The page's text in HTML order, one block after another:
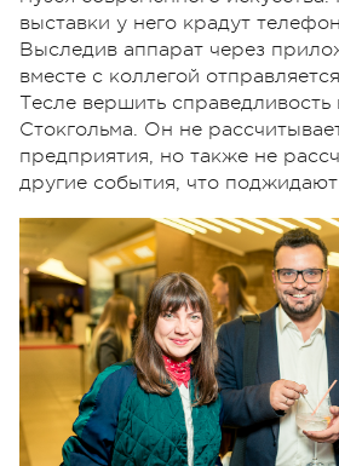
выставки у него крадут
Выследив аппарат через
вместе с коллегой
Тесле вершить
Стокгольма. Он не
предприятия, но также не
другие события, что